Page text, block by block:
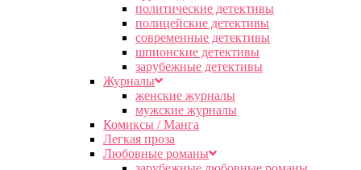
политические детективы
полицейские детективы
современные детективы
шпионские детективы
зарубежные детективы
Журналы
женские журналы
мужские журналы
Комиксы / Манга
Легкая проза
Любовные романы